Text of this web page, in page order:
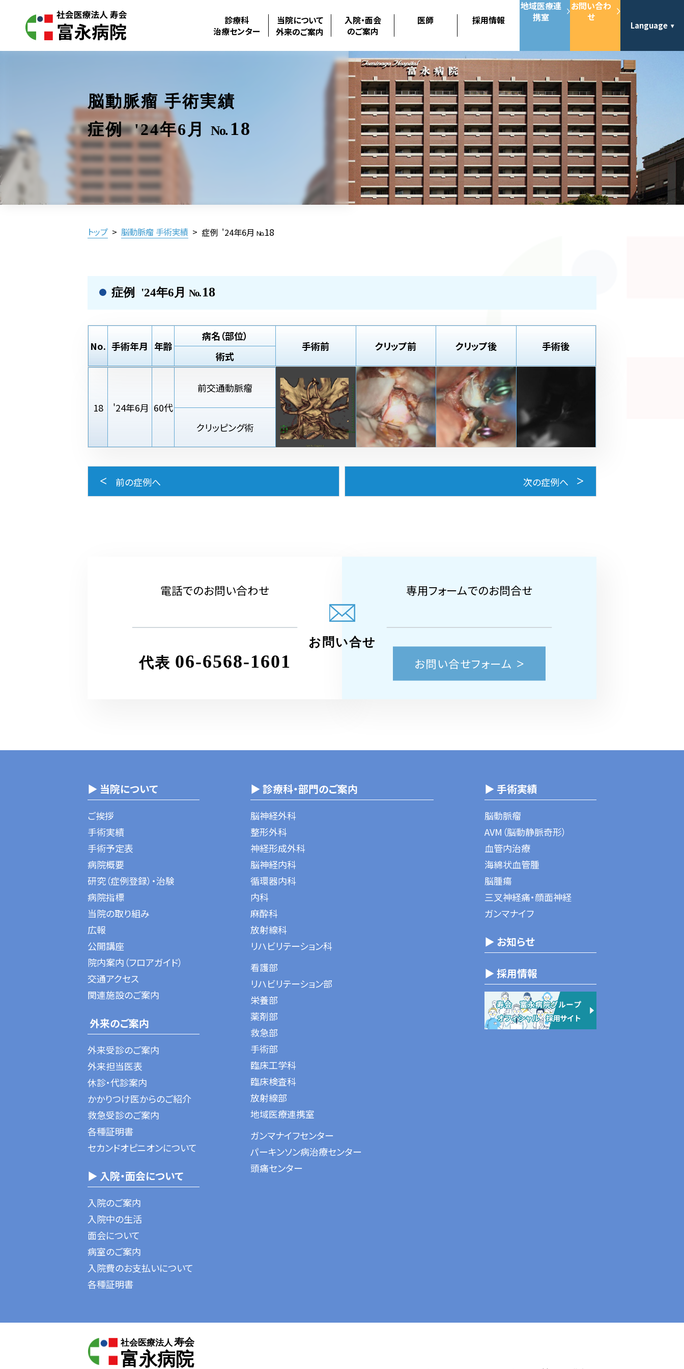
診療科
治療センター
当院について
外来のご案内
入院・面会
のご案内
医師 採用情報
地域医療連
携室
お問い合わ
せ
Language
脳動脈瘤 手術実績
症例 '24年6月
No. 18
トップ > 脳動脈瘤 手術実績 > 症例 '24年6月No.18
症例 '24年6月 No.18
No. 手術年月 年齢
病名（部位）
術式
手術前 クリップ前 クリップ後 手術後
18 '24年6月 60代
前交通動脈瘤
クリッピング術
前の症例へ 次の症例へ
電話でのお問い合わせ
代表 06-6568-1601
専用フォームでのお問合せ
お問い合せフォーム
お問い合せ
▶ 当院について
ご挨拶
手術実績
手術予定表
病院概要
研究（症例登録）・治験
病院指標
当院の取り組み
広報
公開講座
院内案内（フロアガイド）
交通アクセス
関連施設のご案内
外来のご案内
外来受診のご案内
外来担当医表
休診・代診案内
かかりつけ医からのご紹介
救急受診のご案内
各種証明書
セカンドオピニオンについて
▶ 入院・面会について
入院のご案内
入院中の生活
面会について
病室のご案内
入院費のお支払いについて
各種証明書
▶ 診療科・部門のご案内
脳神経外科
整形外科
神経形成外科
脳神経内科
循環器内科
内科
麻酔科
放射線科
リハビリテーション科
看護部
リハビリテーション部
栄養部
薬剤部
救急部
手術部
臨床工学科
臨床検査科
放射線部
地域医療連携室
ガンマナイフセンター
パーキンソン病治療センター
頭痛センター
▶ 手術実績
脳動脈瘤
AVM（脳動静脈奇形）
血管内治療
海綿状血管腫
脳腫瘍
三叉神経痛・顔面神経
ガンマナイフ
▶ お知らせ
▶ 採用情報
社会医療法人 寿会
富永病院